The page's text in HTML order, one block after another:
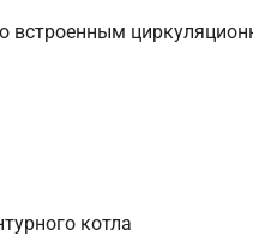
встроенным
котла